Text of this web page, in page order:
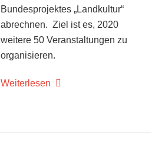
Bundesprojektes „Landkultur“
abrechnen. Ziel ist es, 2020
weitere 50 Veranstaltungen zu
organisieren.
Weiterlesen